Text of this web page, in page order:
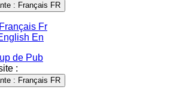
: Français FR
Fr
En
de Pub
:
: Français FR